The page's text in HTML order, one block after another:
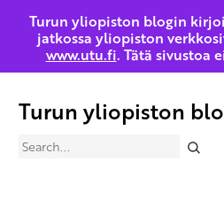
Turun yliopiston
Search
Turun yliopiston blogin
jatkossa yliopiston
www.utu.fi. Tätä sivustoa